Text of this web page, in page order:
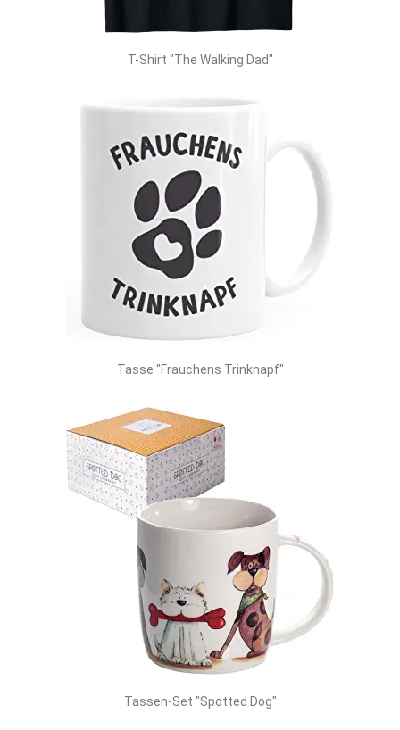
T-Shirt "The Walking Dad"
Tasse "Frauchens Trinknapf"
Tassen-Set "Spotted Dog"